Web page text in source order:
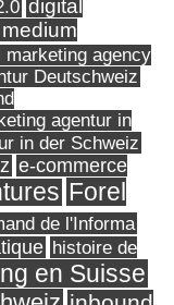
digital
marketing agency
Deutschweiz
agentur in
in der Schweiz
e-commerce
Forel
de l'Informa
histoire de
en Suisse